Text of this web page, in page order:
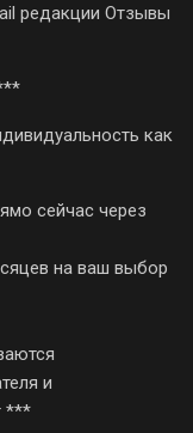
редакции Отзывы
как
сейчас через
на ваш выбор
и
***